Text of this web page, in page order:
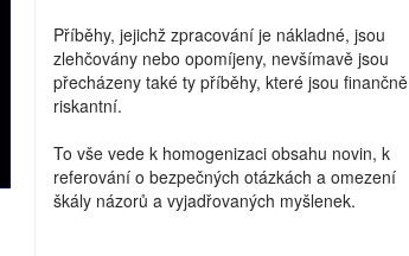
Příběhy, jejichž zpracování je nákladné, jsou
zlehčovány nebo opomíjeny, nevšímavě jsou
přecházeny také ty příběhy, které jsou finančně
riskantní.
To vše vede k homogenizaci obsahu novin, k
referování o bezpečných otázkách a omezení
škály názorů a vyjadřovaných myšlenek.